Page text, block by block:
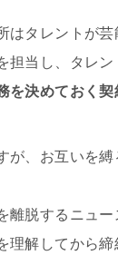
はタレントが
当し、タレ
を決めておく契
が、お互いを
離脱するニュ
理解してから締